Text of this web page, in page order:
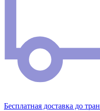
Бесплатная доставка до